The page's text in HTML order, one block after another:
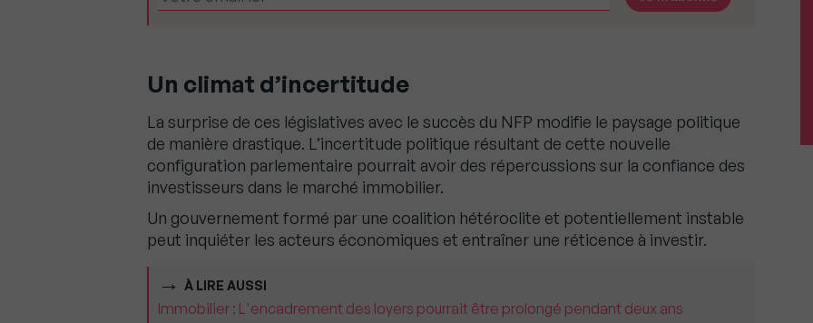
Un climat d’incertitude
La surprise de ces législatives avec le succès du NFP modifie le paysage politique
de manière drastique. L’incertitude politique résultant de cette nouvelle
configuration parlementaire pourrait avoir des répercussions sur la confiance des
investisseurs dans le marché immobilier.
Un gouvernement formé par une coalition hétéroclite et potentiellement instable
peut inquiéter les acteurs économiques et entraîner une réticence à investir.
À LIRE AUSSI
Immobilier : L'encadrement des loyers pourrait être prolongé pendant deux ans